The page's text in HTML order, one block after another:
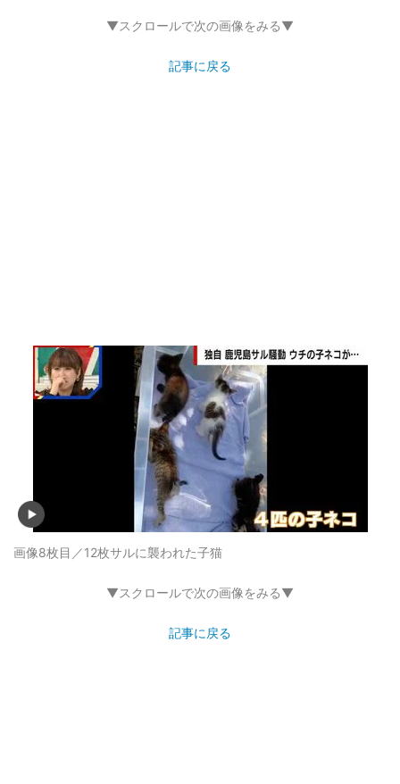
▼スクロールで次の画像をみる▼
記事に戻る
画像8枚目／12枚サルに襲われた子猫
▼スクロールで次の画像をみる▼
記事に戻る